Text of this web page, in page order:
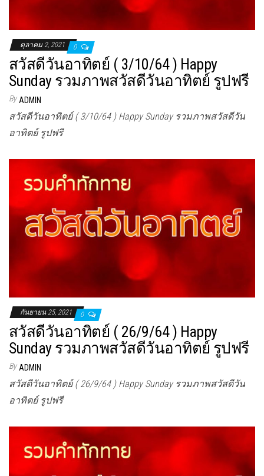
ตุลาคม 2, 2021 0
สวัสดีวันอาทิตย์ ( 3/10/64 ) Happy
Sunday รวมภาพสวัสดีวันอาทิตย์ รูปฟรี
By ADMIN
สวัสดีวันอาทิตย์ ( 3/10/64 ) Happy Sunday รวมภาพสวัสดีวัน
อาทิตย์ รูปฟรี
กันยายน 25, 2021 0
สวัสดีวันอาทิตย์ ( 26/9/64 ) Happy
Sunday รวมภาพสวัสดีวันอาทิตย์ รูปฟรี
By ADMIN
สวัสดีวันอาทิตย์ ( 26/9/64 ) Happy Sunday รวมภาพสวัสดีวัน
อาทิตย์ รูปฟรี